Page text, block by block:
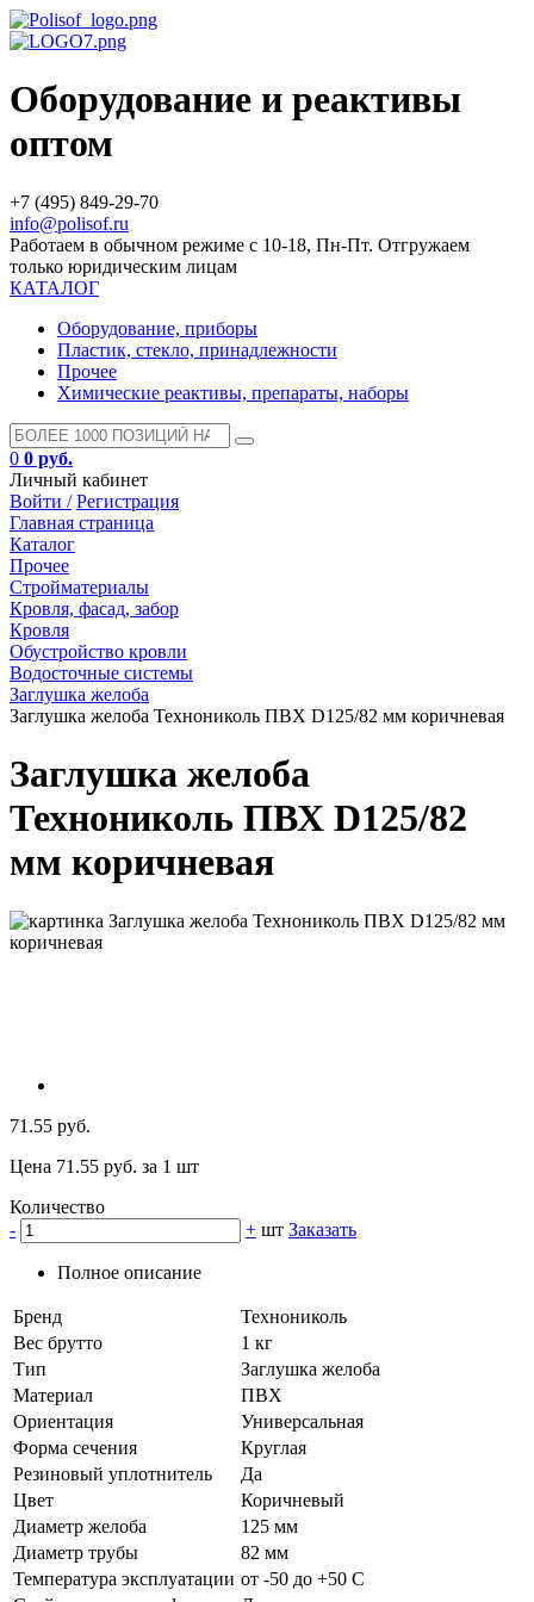
Оборудование и реактивы
оптом
+7 (495) 849-29-70
info@polisof.ru
Работаем в обычном режиме с 10-18, Пн-Пт. Отгружаем
только юридическим лицам
КАТАЛОГ
Оборудование, приборы
Пластик, стекло, принадлежности
Прочее
Химические реактивы, препараты, наборы
0 0 руб.
Личный кабинет
Войти / Регистрация
Главная страница
Каталог
Прочее
Стройматериалы
Кровля, фасад, забор
Кровля
Обустройство кровли
Водосточные системы
Заглушка желоба
Заглушка желоба Технониколь ПВХ D125/82 мм коричневая
Заглушка желоба
Технониколь ПВХ D125/82
мм коричневая
71.55 руб.
Цена 71.55 руб. за 1 шт
Количество
-
+ шт Заказать
Полное описание
Бренд
Технониколь
Вес брутто
1 кг
Тип
Заглушка желоба
Материал
ПВХ
Ориентация
Универсальная
Форма сечения
Круглая
Резиновый уплотнитель
Да
Цвет
Коричневый
Диаметр желоба
125 мм
Диаметр трубы
82 мм
Температура эксплуатации от -50 до +50 C